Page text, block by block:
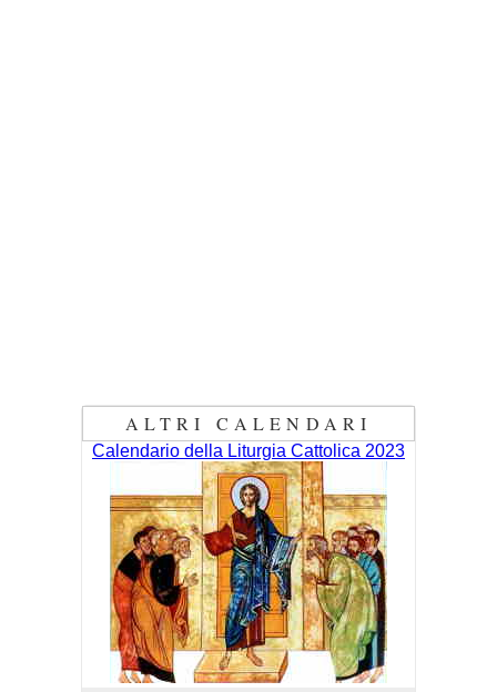
ALTRI CALENDARI
Calendario della Liturgia Cattolica 2023